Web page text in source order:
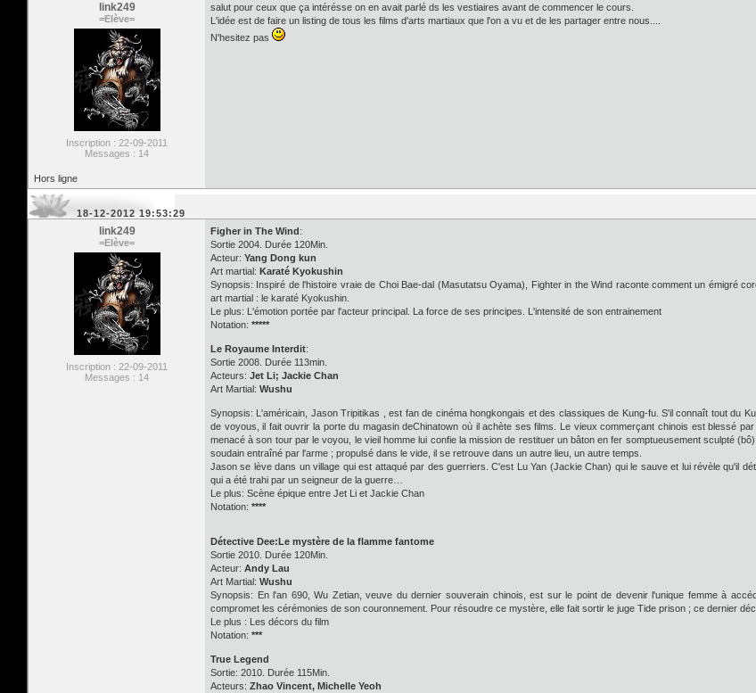
link249
=Elève=
Inscription : 22-09-2011
Messages : 14
salut pour ceux que ça intérésse on en avait parlé ds les vestiaires avant de commencer le cours.
L'idée est de faire un listing de tous les films d'arts martiaux que l'on a vu et de les partager entre nous....
N'hesitez pas
Hors ligne
18-12-2012 19:53:29
link249
=Elève=
Inscription : 22-09-2011
Messages : 14
Figher in The Wind:
Sortie 2004. Durée 120Min.
Acteur: Yang Dong kun
Art martial: Karaté Kyokushin
Synopsis: Inspiré de l'histoire vraie de Choi Bae-dal (Masutatsu Oyama), Fighter in the Wind raconte comment un émigré
art martial : le karaté Kyokushin.
Le plus: L'émotion portée par l'acteur principal. La force de ses principes. L'intensité de son entrainement
Notation: *****
Le Royaume Interdit:
Sortie 2008. Durée 113min.
Acteurs: Jet Li; Jackie Chan
Art Martial: Wushu
Synopsis: L'américain, Jason Tripitikas , est fan de cinéma hongkongais et des classiques de Kung-fu. S'il connaît tout du
de voyous, il fait ouvrir la porte du magasin deChinatown où il achète ses films. Le vieux commerçant chinois est blessé
menacé à son tour par le voyou, le vieil homme lui confie la mission de restituer un bâton en fer somptueusement sculpté
soudain entraîné par l'arme ; propulsé dans le vide, il se retrouve dans un autre lieu, un autre temps.
Jason se lève dans un village qui est attaqué par des guerriers. C'est Lu Yan (Jackie Chan) qui le sauve et lui révèle qu'il
qui a été trahi par un seigneur de la guerre…
Le plus: Scène épique entre Jet Li et Jackie Chan
Notation: ****
Détective Dee:Le mystère de la flamme fantome
Sortie 2010. Durée 120Min.
Acteur: Andy Lau
Art Martial: Wushu
Synopsis: En l'an 690, Wu Zetian, veuve du dernier souverain chinois, est sur le point de devenir l'unique femme à
compromet les cérémonies de son couronnement. Pour résoudre ce mystère, elle fait sortir le juge Tide prison ; ce dernier
Le plus : Les décors du film
Notation: ***
True Legend
Sortie: 2010. Durée 115Min.
Acteurs: Zhao Vincent, Michelle Yeoh